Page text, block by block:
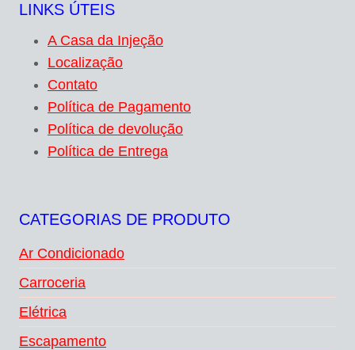
LINKS ÚTEIS
A Casa da Injeção
Localização
Contato
Política de Pagamento
Política de devolução
Política de Entrega
CATEGORIAS DE PRODUTO
Ar Condicionado
Carroceria
Elétrica
Escapamento